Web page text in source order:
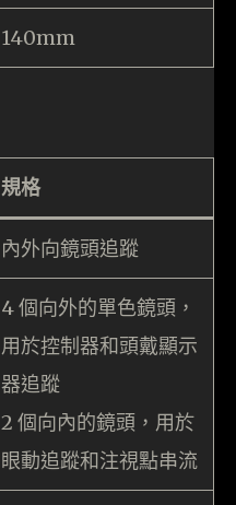
140mm
規格
內外向鏡頭追蹤
4 個向外的單色鏡頭，
用於控制器和頭戴顯示
器追蹤
2 個向內的鏡頭，用於
眼動追蹤和注視點串流